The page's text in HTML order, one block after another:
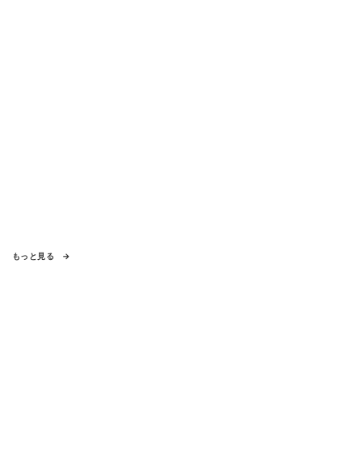
もっと見る